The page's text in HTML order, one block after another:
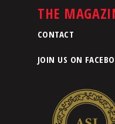
THE
CONTACT
JOIN US ON